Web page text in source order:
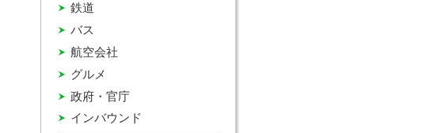
インバウンド
グルメ
バス
政府・官庁
航空会社
鉄道